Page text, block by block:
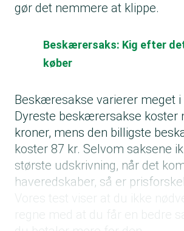
gør det nemmere at klippe.
Beskærersaks: Kig efter
køber
Beskæresakse varierer meget i
Dyreste beskærersakse koster
kroner, mens den billigste
koster 87 kr. Selvom saksene
største udskrivning, når det
haveredskaber, så er
regne med at du får en bedre